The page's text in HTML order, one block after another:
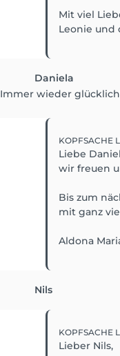
Mit viel
Leonie und
Daniela
Immer wieder
KOPFSACHE
Liebe
wir freuen
Bis zum
mit ganz
Aldona
Nils
KOPFSACHE
Lieber Nils,